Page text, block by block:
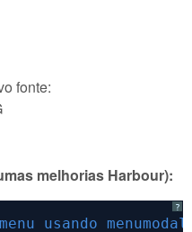
fonte:
melhorias Harbour):
?
usando